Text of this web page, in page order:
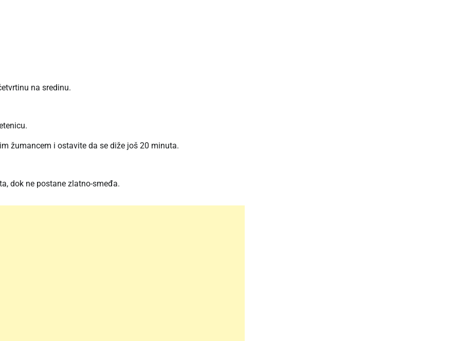
na sredinu.
žumancem i ostavite da se diže još 20 minuta.
dok ne postane zlatno-smeđa.